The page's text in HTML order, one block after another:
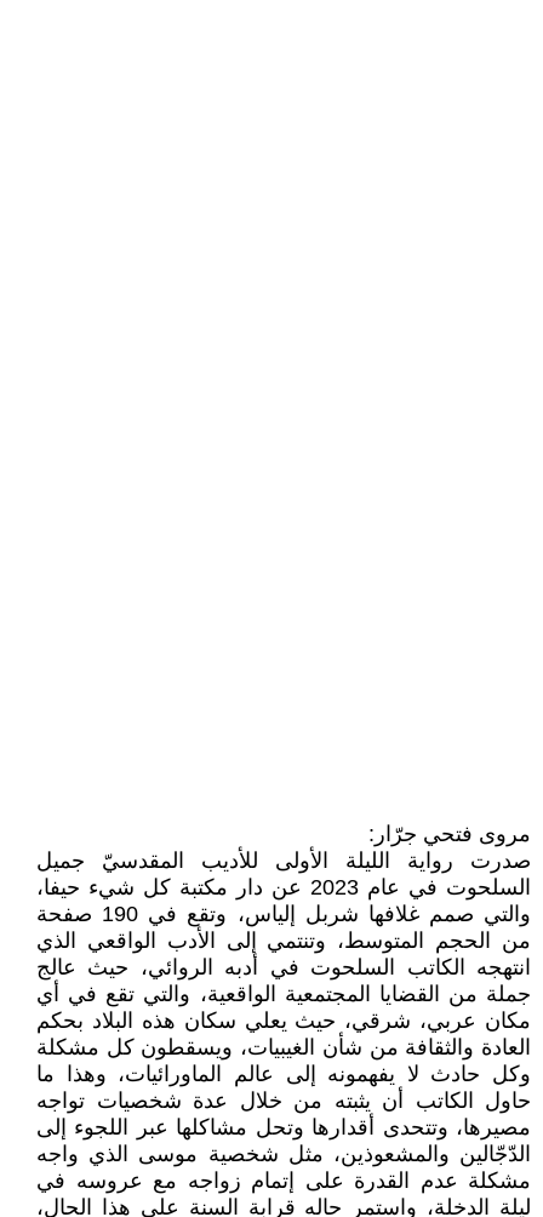
مروى فتحي جرّار:
صدرت رواية الليلة الأولى للأديب المقدسيّ جميل
السلحوت في عام 2023 عن دار مكتبة كل شيء حيفا،
والتي صمم غلافها شربل إلياس، وتقع في 190 صفحة
من الحجم المتوسط، وتنتمي إلى الأدب الواقعي الذي
انتهجه الكاتب السلحوت في أدبه الروائي، حيث عالج
جملة من القضايا المجتمعية الواقعية، والتي تقع في أي
مكان عربي، شرقي، حيث يعلي سكان هذه البلاد بحكم
العادة والثقافة من شأن الغيبيات، ويسقطون كل مشكلة
وكل حادث لا يفهمونه إلى عالم الماورائيات، وهذا ما
حاول الكاتب أن يثبته من خلال عدة شخصيات تواجه
مصيرها، وتتحدى أقدارها وتحل مشاكلها عبر اللجوء إلى
الدّجّالين والمشعوذين، مثل شخصية موسى الذي واجه
مشكلة عدم القدرة على إتمام زواجه مع عروسه في
ليلة الدخلة، واستمر حاله قرابة السنة على هذا الحال،